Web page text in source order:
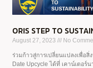
ORIS STEP TO
August 27, 2023 No
ร่วมก้าวสู่การเปลี่ยนแปลงเพื่อ
Date Upcycle ได้ที่ เคาน์เตอร์